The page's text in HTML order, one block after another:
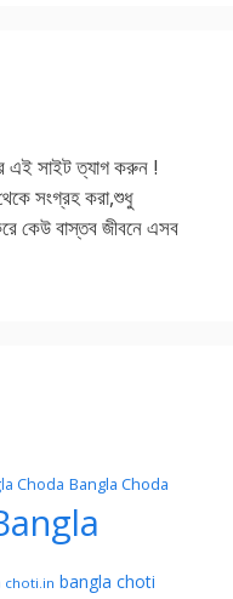
এই সাইট ত্যাগ করুন !
সংগ্রহ করা,শুধু
কেউ বাস্তব জীবনে এসব
Choda Bangla Choda
choti.in bangla choti